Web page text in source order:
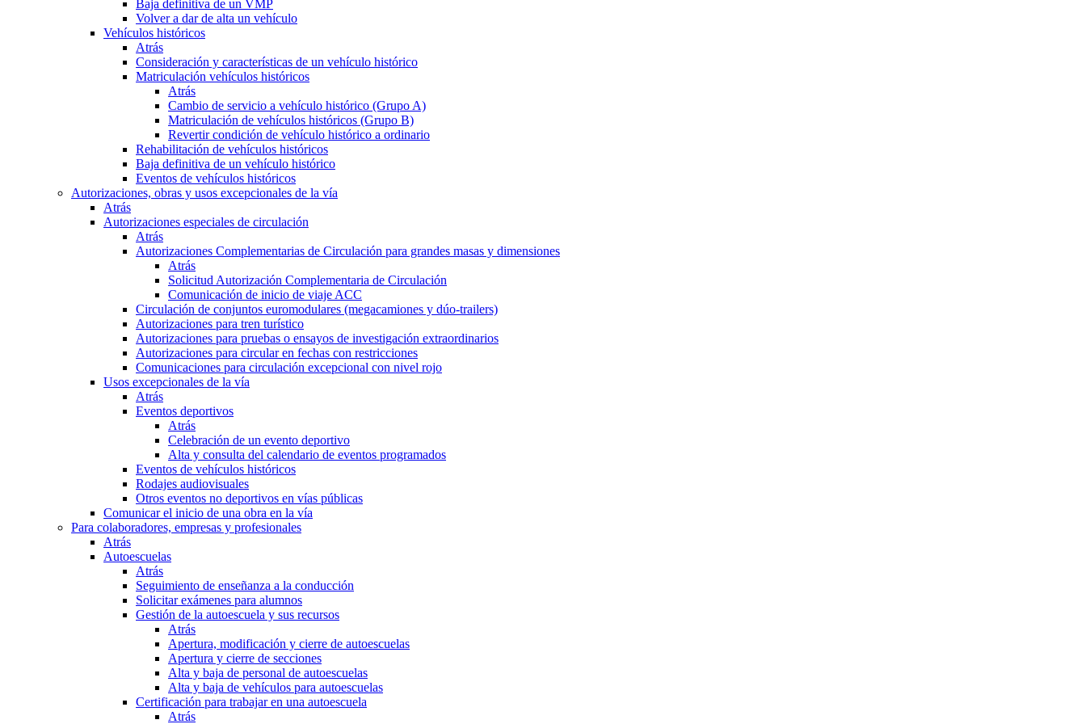
Baja definitiva de un VMP
Volver a dar de alta un vehículo
Vehículos históricos
Atrás
Consideración y características de un vehículo histórico
Matriculación vehículos históricos
Atrás
Cambio de servicio a vehículo histórico (Grupo A)
Matriculación de vehículos históricos (Grupo B)
Revertir condición de vehículo histórico a ordinario
Rehabilitación de vehículos históricos
Baja definitiva de un vehículo histórico
Eventos de vehículos históricos
Autorizaciones, obras y usos excepcionales de la vía
Atrás
Autorizaciones especiales de circulación
Atrás
Autorizaciones Complementarias de Circulación para grandes masas y dimensiones
Atrás
Solicitud Autorización Complementaria de Circulación
Comunicación de inicio de viaje ACC
Circulación de conjuntos euromodulares (megacamiones y dúo-trailers)
Autorizaciones para tren turístico
Autorizaciones para pruebas o ensayos de investigación extraordinarios
Autorizaciones para circular en fechas con restricciones
Comunicaciones para circulación excepcional con nivel rojo
Usos excepcionales de la vía
Atrás
Eventos deportivos
Atrás
Celebración de un evento deportivo
Alta y consulta del calendario de eventos programados
Eventos de vehículos históricos
Rodajes audiovisuales
Otros eventos no deportivos en vías públicas
Comunicar el inicio de una obra en la vía
Para colaboradores, empresas y profesionales
Atrás
Autoescuelas
Atrás
Seguimiento de enseñanza a la conducción
Solicitar exámenes para alumnos
Gestión de la autoescuela y sus recursos
Atrás
Apertura, modificación y cierre de autoescuelas
Apertura y cierre de secciones
Alta y baja de personal de autoescuelas
Alta y baja de vehículos para autoescuelas
Certificación para trabajar en una autoescuela
Atrás